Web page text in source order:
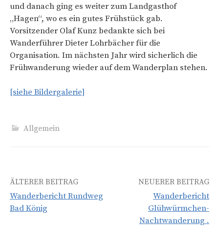
und danach ging es weiter zum Landgasthof
„Hagen“, wo es ein gutes Frühstück gab.
Vorsitzender Olaf Kunz bedankte sich bei
Wanderführer Dieter Lohrbächer für die
Organisation. Im nächsten Jahr wird sicherlich die
Frühwanderung wieder auf dem Wanderplan stehen.
[siehe Bildergalerie]
Allgemein
Beitrags-
Navigation
ÄLTERER BEITRAG
Wanderbericht Rundweg
Bad König
NEUERER BEITRAG
Wanderbericht
Glühwürmchen-
Nachtwanderung .